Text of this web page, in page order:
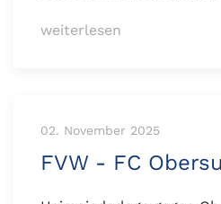
weiterlesen
02. November 2025
FVW - FC